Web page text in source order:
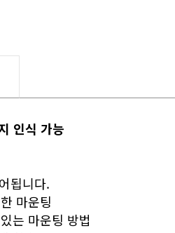
인식 가능
됩니다.
마운팅
는 마운팅 방법